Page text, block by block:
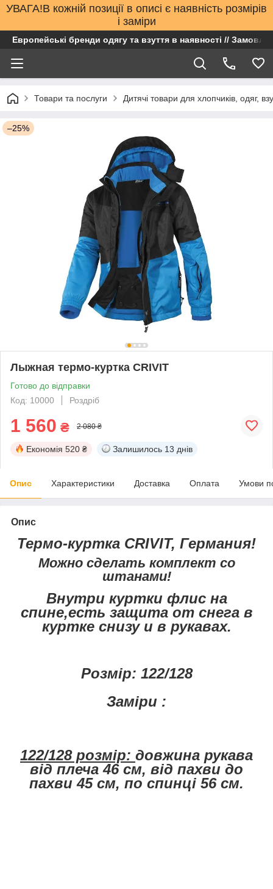
УВАГА!В кожній позиції в описі є наявність розмірів
і заміри
Европейські бренди одягу та взуття в наявності //
Товари та послуги Дитячі товари для хлопчиків, одяг,
–25%
Лыжная термо-куртка CRIVIT
Готово до відправки
Код: 10000
Роздріб
1 560 ₴ 2 080 ₴
Економія 520 ₴ Залишилось 13 днів
Опис Характеристики Доставка Оплата Умови
Опис
Термо-куртка CRIVIT, Германия!
Можно сделать комплект со
штанами!
Внутри куртки флис на
спине,есть защита от снега в
куртке снизу и в рукавах.
Розмір: 122/128
Заміри :
122/128 розмір: довжина рукава
від плеча 46 см, від пахви до
пахви 45 см, по спинці 56 см.